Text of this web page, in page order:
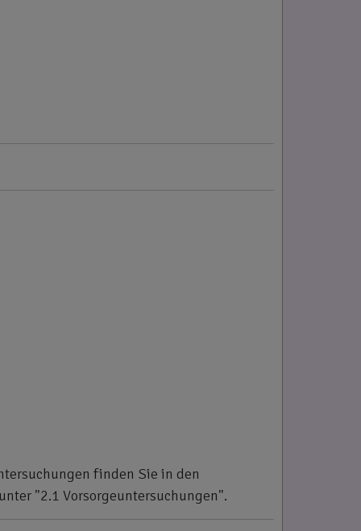
finden Sie in den
"2.1 Vorsorgeuntersuchungen".